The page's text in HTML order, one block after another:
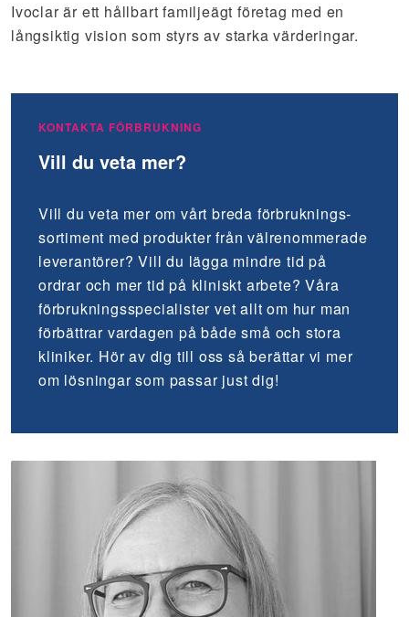
Ivoclar är ett hållbart familjeägt företag med en
långsiktig vision som styrs av starka värderingar.
KONTAKTA FÖRBRUKNING
Vill du veta mer?
Vill du veta mer om vårt breda förbruknings­
sortiment med produkter från välrenommerade
leverantörer? Vill du lägga mindre tid på
ordrar och mer tid på kliniskt arbete? Våra
förbrukningsspecialister vet allt om hur man
förbättrar vardagen på både små och stora
kliniker. Hör av dig till oss så berättar vi mer
om lösningar som passar just dig!